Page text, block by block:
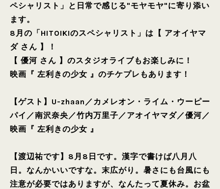
ペシャリスト」と日常で感じる"モヤモヤ"に寄り添い
ます。
8月の「HITOIKIのスペシャリスト」は【 アオイヤマ
ダ さん 】！
【 優河 さん 】のスタジオライブもお楽しみに！
映画『 左利きの少女 』のチケプレもあります！
【ゲスト】 U-zhaan ／カメレオン・ライム・ウーピー
パイ ／南沢奈央／竹内万里子／アオイヤマダ／優河／
映画『 左利きの少女 』
【渡辺祐です】8月8日です。漢字で書けば八月八
日。なんかいいですな。末広がり。暑さにも台風にも
注意が必要ではありますが、なんたって夏休み。お盆